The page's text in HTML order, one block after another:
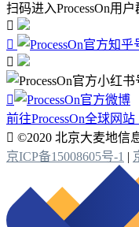
扫码进入ProcessOn用户




前往ProcessOn全球网
 ©2020 北京大麦地信
京ICP备15008605号-1 |